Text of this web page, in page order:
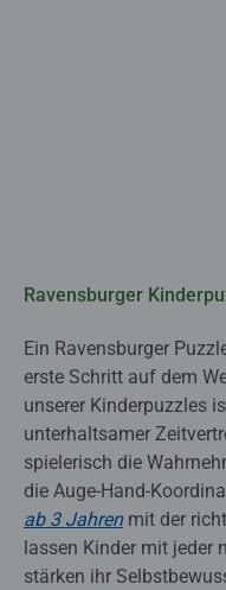
Ravensburger
Ein Ravensburger
erste Schritt auf dem
unserer Kinderpuzzles
unterhaltsamer
spielerisch die
die Auge-Hand-
ab 3 Jahrenmit der
lassen Kinder mit jeder
stärken ihr